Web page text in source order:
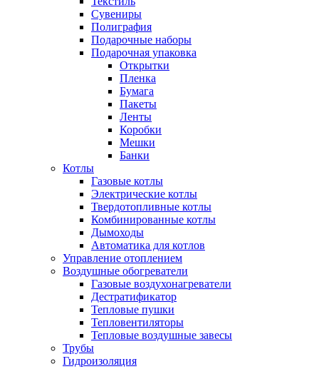
Сувениры
Полиграфия
Подарочные наборы
Подарочная упаковка
Открытки
Пленка
Бумага
Пакеты
Ленты
Коробки
Мешки
Банки
Котлы
Газовые котлы
Электрические котлы
Твердотопливные котлы
Комбинированные котлы
Дымоходы
Автоматика для котлов
Управление отоплением
Воздушные обогреватели
Газовые воздухонагреватели
Дестратификатор
Тепловые пушки
Тепловентиляторы
Тепловые воздушные завесы
Трубы
Гидроизоляция